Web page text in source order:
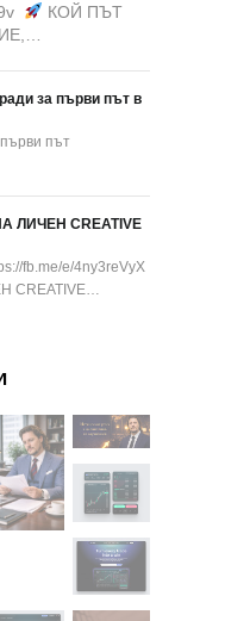
КОЙ ПЪТ
за първи път в
път
ЛИЧЕН CREATIVE
fb.me/e/4ny3reVyX
CREATIVE…